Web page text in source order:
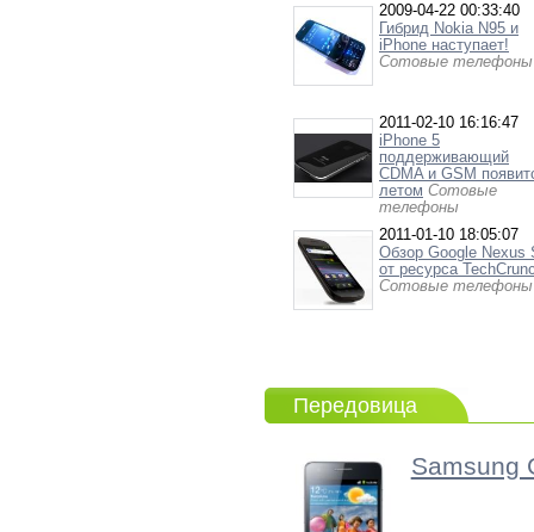
2009-04-22 00:33:40
Гибрид Nokia N95 и
iPhone наступает!
Сотовые телефоны
2011-02-10 16:16:47
iPhone 5
поддерживающий
CDMA и GSM
летом Сотовые
телефоны
2011-01-10 18:05:07
Обзор Google Nexus
от ресурса
Сотовые телефоны
Передовица
Samsung